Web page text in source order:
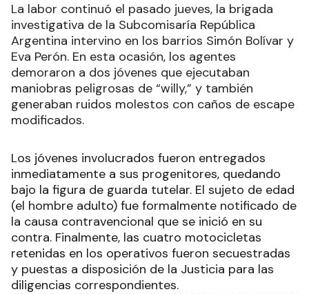
La labor continuó el pasado jueves, la brigada
investigativa de la Subcomisaría República
Argentina intervino en los barrios Simón Bolívar y
Eva Perón. En esta ocasión, los agentes
demoraron a dos jóvenes que ejecutaban
maniobras peligrosas de “willy,” y también
generaban ruidos molestos con caños de escape
modificados.
Los jóvenes involucrados fueron entregados
inmediatamente a sus progenitores, quedando
bajo la figura de guarda tutelar. El sujeto de edad
(el hombre adulto) fue formalmente notificado de
la causa contravencional que se inició en su
contra. Finalmente, las cuatro motocicletas
retenidas en los operativos fueron secuestradas
y puestas a disposición de la Justicia para las
diligencias correspondientes.